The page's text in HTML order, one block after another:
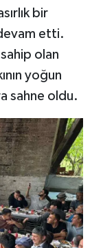
bir
etti.
olan
yoğun
sahne oldu.